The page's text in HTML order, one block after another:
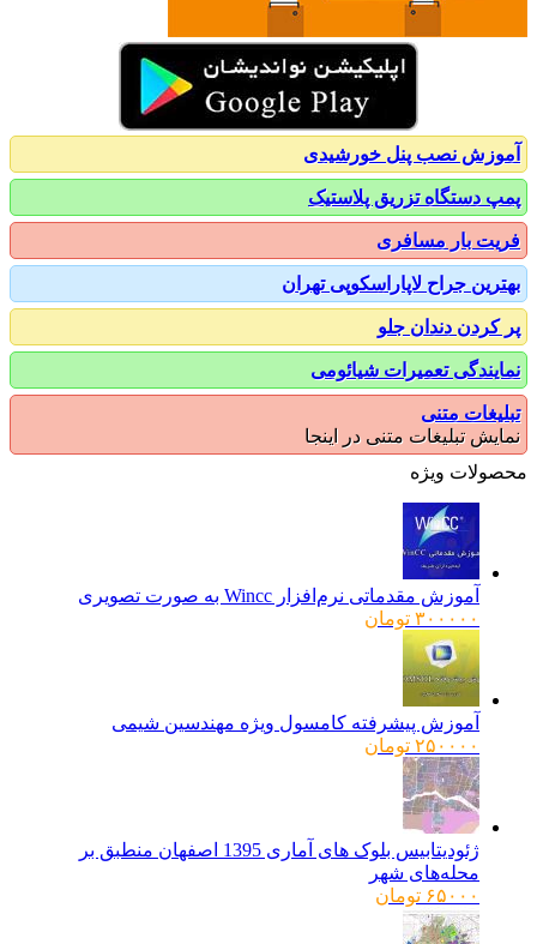
نصب پنل خورشیدی
دستگاه تزریق پلاستیک
بار مسافری
جراح لاپاراسکوپی تهران
دندان جلو
تعمیرات شیائومی
متنی
تبلیغات متنی در اینجا
ویژه
آموزش مقدماتی نرم‌افزار Wincc به صورت تصویری
۳۰۰۰۰۰ تومان
آموزش پیشرفته کامسول ویژه مهندسین شیمی
۲۵۰۰۰۰ تومان
ژئودیتابیس بلوک های آماری 1395 اصفهان منطبق بر
محله‌های شهر
۶۵۰۰۰ تومان